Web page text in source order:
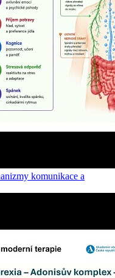
komunikace a